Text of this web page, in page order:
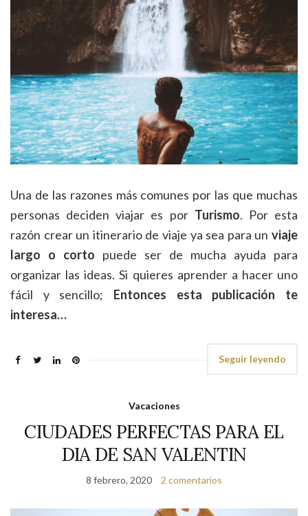
Una de las razones más comunes por las que muchas
personas deciden viajar es por Turismo. Por esta
razón crear un itinerario de viaje ya sea para un viaje
largo o corto puede ser de mucha ayuda para
organizar las ideas. Si quieres aprender a hacer uno
fácil y sencillo; Entonces esta publicación te
interesa…
Seguir leyendo
Vacaciones
CIUDADES PERFECTAS PARA EL
DIA DE SAN VALENTIN
8 febrero, 2020 2 comentarios